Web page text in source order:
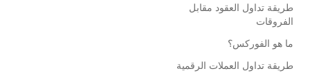
طريقة تداول العقود مقابل
الفروقات
ما هو الفوركس؟
طريقة تداول العملات الرقمية